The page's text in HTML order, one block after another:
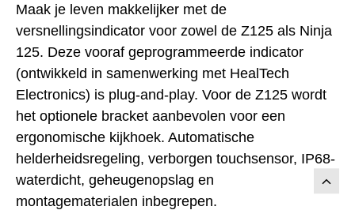
Maak je leven makkelijker met de
versnellingsindicator voor zowel de Z125 als Ninja
125. Deze vooraf geprogrammeerde indicator
(ontwikkeld in samenwerking met HealTech
Electronics) is plug-and-play. Voor de Z125 wordt
het optionele bracket aanbevolen voor een
ergonomische kijkhoek. Automatische
helderheidsregeling, verborgen touchsensor, IP68-
waterdicht, geheugenopslag en
montagematerialen inbegrepen.